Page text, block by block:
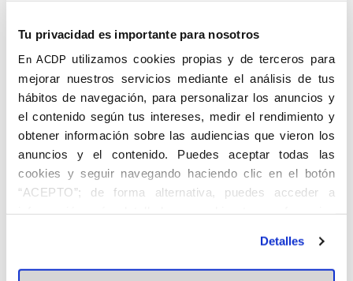
Tu privacidad es importante para nosotros
En ACDP utilizamos cookies propias y de terceros para
mejorar nuestros servicios mediante el análisis de tus
hábitos de navegación, para personalizar los anuncios y
el contenido según tus intereses, medir el rendimiento y
obtener información sobre las audiencias que vieron los
anuncios y el contenido. Puedes aceptar todas las
cookies y seguir navegando haciendo clic en el botón
“ACEPTO”; de forma alternativa, puedes acceder a
información más detallada y cambiar tus preferencias
en el botón "Personalizar". Para más información puedes
visitar nuestra Política de Cookies
Detalles
Moreno
Ortega,
Fernando
Autor
Centro de
Fecha de
nacimiento
nacimiento
Fecha de
defunción
defunción